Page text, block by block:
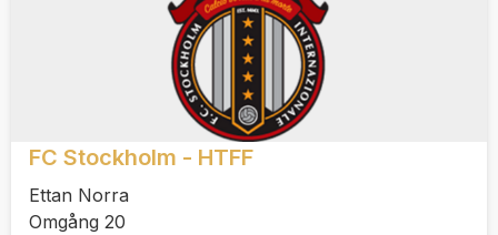
FC Stockholm - HTFF
Ettan Norra
Omgång 20